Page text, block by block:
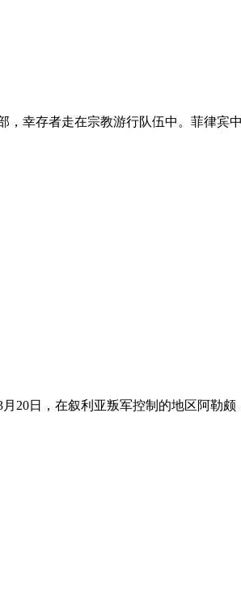
，幸存者走在宗教游行队伍中。菲律
20日，在叙利亚叛军控制的地区阿勒